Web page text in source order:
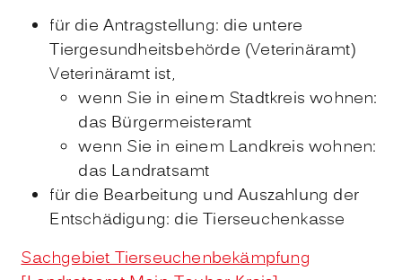
für die Antragstellung: die untere
Tiergesundheitsbehörde (Veterinäramt)
Veterinäramt ist,
wenn Sie in einem Stadtkreis wohnen:
das Bürgermeisteramt
wenn Sie in einem Landkreis wohnen:
das Landratsamt
für die Bearbeitung und Auszahlung der
Entschädigung: die Tierseuchenkasse
Sachgebiet Tierseuchenbekämpfung